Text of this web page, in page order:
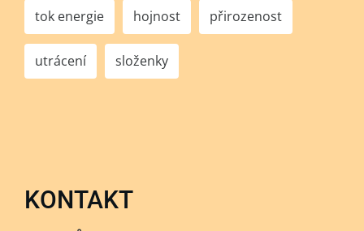
tok energie hojnost přirozenost
utrácení složenky
KONTAKT